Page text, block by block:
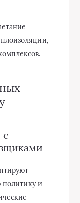
с
политику и